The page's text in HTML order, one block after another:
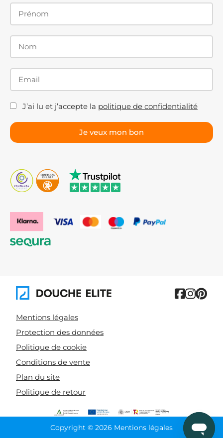
J’ai lu et j’accepte la politique de confidentialité
Mentions légales
Protection des données
Politique de cookie
Conditions de vente
Plan du site
Politique de retour
Copyright © 2026 Mentions légales